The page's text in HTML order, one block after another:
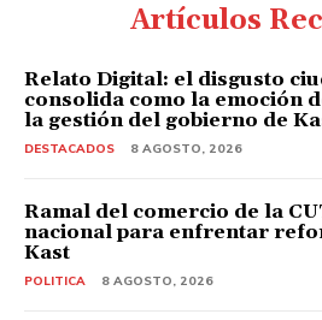
Artículos
Relato Digital: el disgusto
consolida como la emoción
la gestión del gobierno de
DESTACADOS 8 AGOSTO, 2026
Ramal del comercio de la
nacional para enfrentar
Kast
POLITICA 8 AGOSTO, 2026